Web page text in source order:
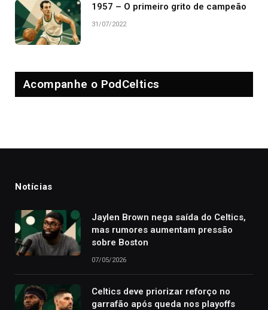
1957 – O primeiro grito de campeão
31/07/2022
Acompanhe o PodCeltics
Notícias
Jaylen Brown nega saída do Celtics,
mas rumores aumentam pressão
sobre Boston
07/05/2026
Celtics deve priorizar reforço no
garrafão após queda nos playoffs